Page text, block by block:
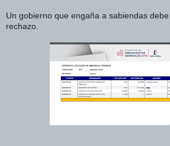
Un gobierno que engaña a sabiendas
rechazo.